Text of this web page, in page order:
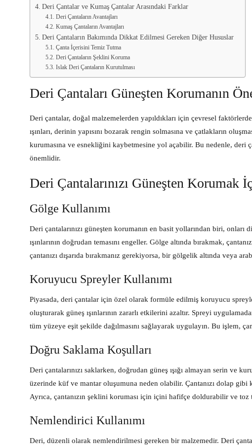
Deri Çantalar ve Kumaş Çantalar Arasındaki Farklar
Deri Çantaların Avantajları
Kumaş Çantaların Avantajları
Deri Çantaların Bakımında Dikkat Edilmesi Gereken Diğer Hususlar
Çanta İçerisini Temiz Tutma
Deri Çantaların Şeklini Koruma
Islak Deri Çantaların Kurutulması
Deri Çantaları Güneşten Korumanın
Deri çantalar, doğal malzemelerden yapıldıkları için çevresel
ışınları, derinin yapısını bozarak rengin solmasına ve çatlakların
kurumasına ve esnekliğini kaybetmesine yol açabilir. Bu nedenle, deri
önemlidir.
Deri Çantalarınızı Güneşten Korumak
Gölge Kullanımı
Deri çantalarınızı güneşten korumanın en basit yollarından biri, onları
ışınlarının doğrudan temasını engeller. Gölge altında bırakmak,
çantanızı dışarıda bırakmanız gerekiyorsa, bir gölgelik altında veya
Koruyucu Spreyler Kullanımı
Piyasada, deri çantalar için özel olarak formüle edilmiş koruyucu
oluşturarak güneş ışınlarının zararlı etkilerini azaltır. Spreyi
tüm yüzeye eşit şekilde dağılmasını sağlayarak uygulayın. Bu işlem,
Doğru Saklama Koşulları
Deri çantalarınızı saklarken, doğrudan güneş ışığı almayan serin ve
üzerinde küf ve mantar oluşumuna neden olabilir. Çantanızı dolap gibi
Ayrıca, çantanızın şeklini koruması için içini hafifçe doldurabilir ve
Nemlendirici Kullanımı
Deri, düzenli olarak nemlendirilmesi gereken bir malzemedir. Deri